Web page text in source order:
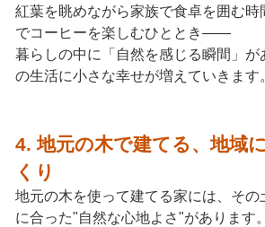
紅葉を眺めながら家族で食卓を囲む時
でコーヒーを楽しむひととき――
暮らしの中に「自然を感じる瞬間」が
の生活に小さな幸せが増えていきます
4. 地元の木で建てる、地域
くり
地元の木を使って建てる家には、その
に合った"自然な心地よさ"があります。